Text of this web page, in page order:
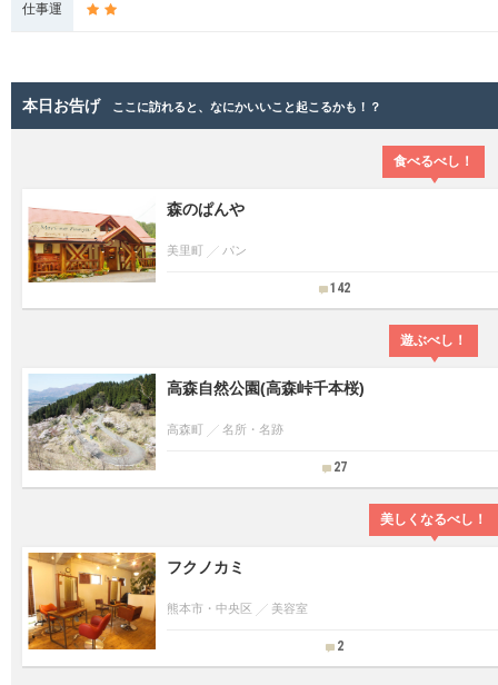
仕事運
本日お告げ ここに訪れると、なにかいいこと起こるかも！？
食べるべし！
森のぱんや
美里町 パン
142
遊ぶべし！
高森自然公園(高森峠千本桜)
高森町 名所・名跡
27
美しくなるべし！
フクノカミ
熊本市・中央区 美容室
2